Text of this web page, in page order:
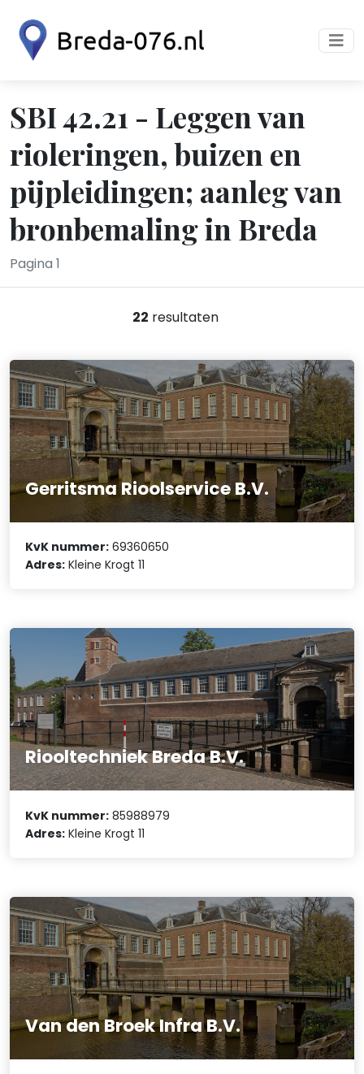
SBI 42.21 - Leggen van
rioleringen, buizen en
pijpleidingen; aanleg van
bronbemaling in Breda
Pagina 1
22 resultaten
Gerritsma Rioolservice B.V.
KvK nummer: 69360650
Adres: Kleine Krogt 11
Riooltechniek Breda B.V.
KvK nummer: 85988979
Adres: Kleine Krogt 11
Van den Broek Infra B.V.